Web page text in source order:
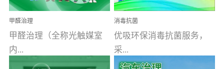
甲醛治理
甲醛治理（全称光触媒室
内...
消毒抗菌
优吸环保消毒抗菌服务，
采...